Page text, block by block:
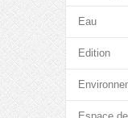
Eau
Edition